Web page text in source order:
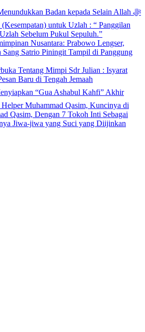
Isyarat Dilarang Menundukkan Badan kepada Selain Allah ﷻ
untuk Uzlah : “ Panggilan
Sebelum Pukul Sepuluh.”
Nusantara: Prabowo Lengser,
Satrio Piningit Tampil di Panggung
Tentang Mimpi Sdr Julian : Isyarat
Baru di Tengah Jemaah
Helper Muhammad Qasim, Kuncinya di
Qasim, Dengan 7 Tokoh Inti Sebagai
Jiwa-jiwa yang Suci yang Diijinkan